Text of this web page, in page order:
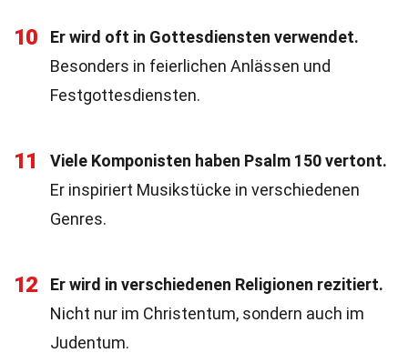
10
Er wird oft in Gottesdiensten verwendet.
Besonders in feierlichen Anlässen und
Festgottesdiensten.
11
Viele Komponisten haben Psalm 150 vertont.
Er inspiriert Musikstücke in verschiedenen
Genres.
12
Er wird in verschiedenen Religionen rezitiert.
Nicht nur im Christentum, sondern auch im
Judentum.